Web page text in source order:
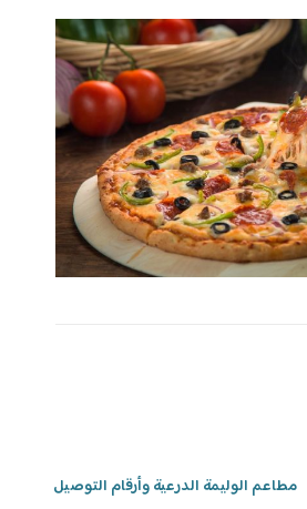
مطاعم الوليمة الدرعية وأرقام التوصيل